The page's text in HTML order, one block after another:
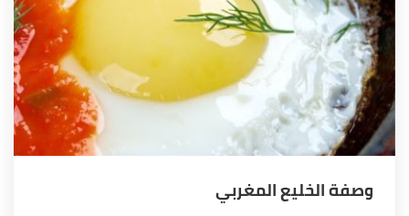
وصفة الخليع المغربي